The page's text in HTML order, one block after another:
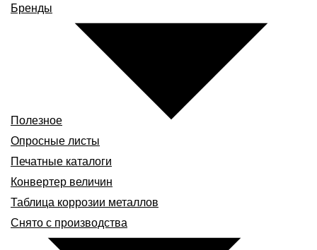
Бренды
Полезное
Опросные листы
Печатные каталоги
Конвертер величин
Таблица коррозии металлов
Снято с производства